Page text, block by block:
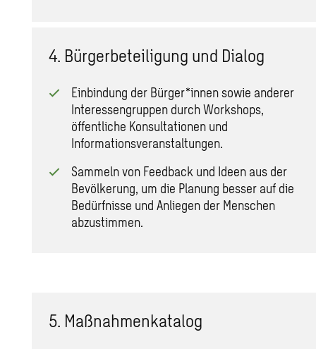
4. Bürgerbeteiligung und Dialog
Einbindung der Bürger*innen sowie anderer
Interessengruppen durch Workshops,
öffentliche Konsultationen und
Informationsveranstaltungen.
Sammeln von Feedback und Ideen aus der
Bevölkerung, um die Planung besser auf die
Bedürfnisse und Anliegen der Menschen
abzustimmen.
5. Maßnahmenkatalog